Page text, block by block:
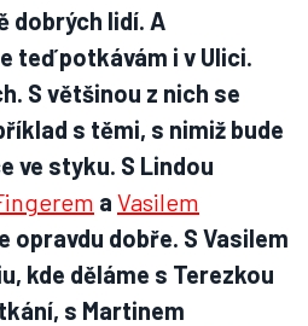
dobrých lidí. A
teď potkávám i v Ulici.
S většinou z nich se
s těmi, s nimiž bude
ve styku. S Lindou
a Vasilem
opravdu dobře. S Vasilem
kde děláme s Terezkou
s Martinem